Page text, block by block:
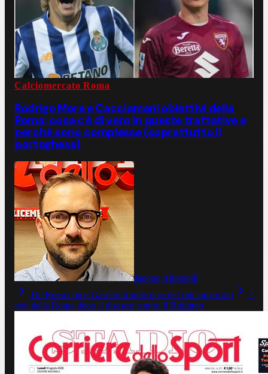
Calciomercato Roma
Rodrigo Mora e Cacciamani obiettivi della
Roma: cosa c'è di vero in queste trattative e
perché sono complesse (soprattutto il
portoghese)
Jacopo Aliprandi
De Rossi come Gasperini sulle date del calciomercato
I
voti della Roma dopo il disastro contro il Brighton